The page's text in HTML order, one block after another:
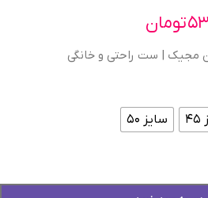
تومان
مجیک | ست راحتی و خانگی
سایز ۵۰